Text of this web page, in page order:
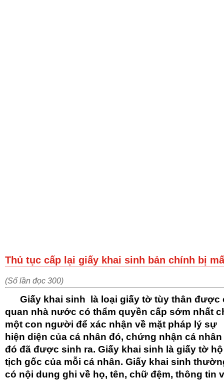
Thủ tục cấp lại giấy khai sinh bản chính bị
(Số lần đọc 300)
Giấy khai sinh là loại giấy tờ tùy thân được
quan nhà nước có thẩm quyền cấp sớm nhất
một con người để xác nhận về mặt pháp lý sự
hiện diện của cá nhân đó, chứng nhận cá nhân
đó đã được sinh ra. Giấy khai sinh là giấy tờ hộ
tịch gốc của mỗi cá nhân. Giấy khai sinh
có nội dung ghi về họ, tên, chữ đệm, thông tin